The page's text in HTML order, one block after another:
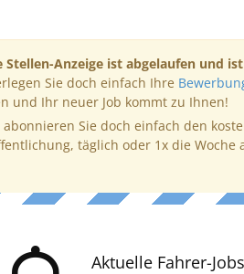
Stellen-Anzeige ist abgelaufen und
Sie doch einfach Ihre
und Ihr neuer Job kommt zu Ihnen!
abonnieren Sie doch einfach den
täglich oder 1x die Woche
Aktuelle Fahrer-Jobs